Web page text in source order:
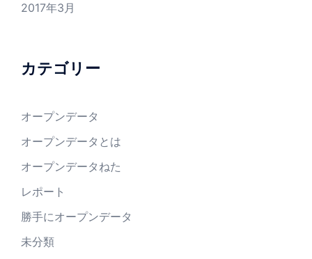
2017年3月
カテゴリー
オープンデータ
オープンデータとは
オープンデータねた
レポート
勝手にオープンデータ
未分類